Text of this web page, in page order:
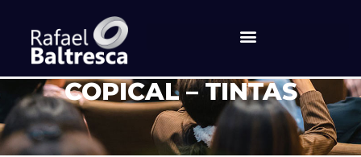
COPICAL – TINTAS